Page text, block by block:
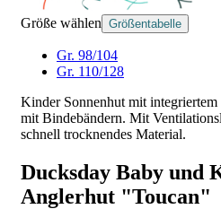
Größe wählen Größentabelle
Gr. 98/104
Gr. 110/128
Kinder Sonnenhut mit
mit Bindebändern. Mit
schnell trocknendes Material.
Ducksday Baby und
Anglerhut "Toucan"